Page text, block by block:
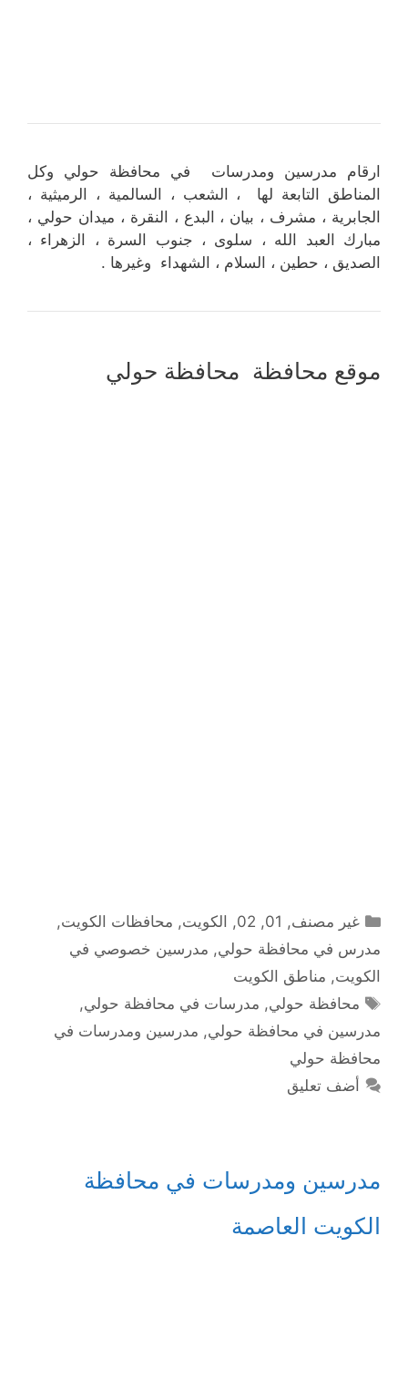
ارقام مدرسين ومدرسات في محافظة حولي وكل
المناطق التابعة لها ، الشعب ، السالمية ، الرميثية ،
الجابرية ، مشرف ، بيان ، البدع ، النقرة ، ميدان حولي ،
مبارك العبد الله ، سلوى ، جنوب السرة ، الزهراء ،
الصديق ، حطين ، السلام ، الشهداء وغيرها .
موقع محافظة محافظة حولي
التصنيفات
غير مصنف,
01
,
02
, الكويت, محافظات الكويت,
مدرس في محافظة حولي, مدرسين خصوصي في
الكويت, مناطق الكويت
الوسوم
محافظة حولي, مدرسات في محافظة حولي,
مدرسين في محافظة حولي, مدرسين ومدرسات في
محافظة حولي
أضف تعليق
مدرسين ومدرسات في محافظة
الكويت العاصمة